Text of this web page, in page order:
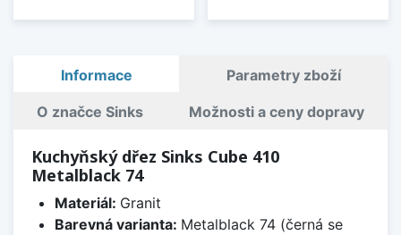
Informace Parametry zboží
O značce Sinks Možnosti a ceny dopravy
Kuchyňský dřez Sinks Cube 410
Metalblack 74
Materiál: Granit
Barevná varianta: Metalblack 74 (černá se